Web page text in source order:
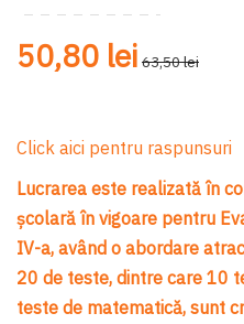
50,80 lei 63,50 lei
Click aici pentru raspunsuri
Lucrarea este realizată în
școlară în vigoare pentru
IV-a, având o abordare
20 de teste, dintre care 10
teste de matematică, sunt